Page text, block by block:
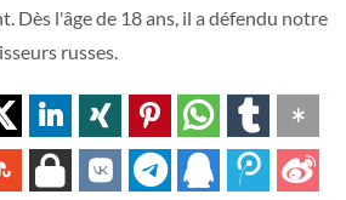
Dès l'âge de 18 ans, il a défendu notre
russes.